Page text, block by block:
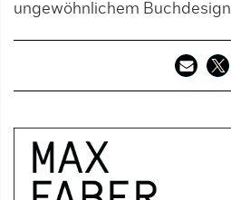
ungewöhnlichem Buchdesign